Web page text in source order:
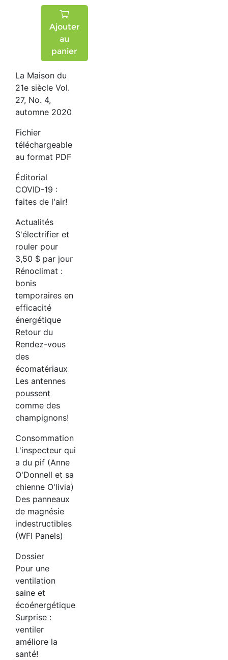
Ajouter
au
panier
La Maison du
21e siècle Vol.
27, No. 4,
automne 2020
Fichier
téléchargeable
au format PDF
Éditorial
COVID-19 :
faites de l'air!
Actualités
S'électrifier et
rouler pour
3,50 $ par jour
Rénoclimat :
bonis
temporaires en
efficacité
énergétique
Retour du
Rendez-vous
des
écomatériaux
Les antennes
poussent
comme des
champignons!
Consommation
L'inspecteur qui
a du pif (Anne
O'Donnell et sa
chienne O'livia)
Des panneaux
de magnésie
indestructibles
(WFI Panels)
Dossier
Pour une
ventilation
saine et
écoénergétique
Surprise :
ventiler
améliore la
santé!